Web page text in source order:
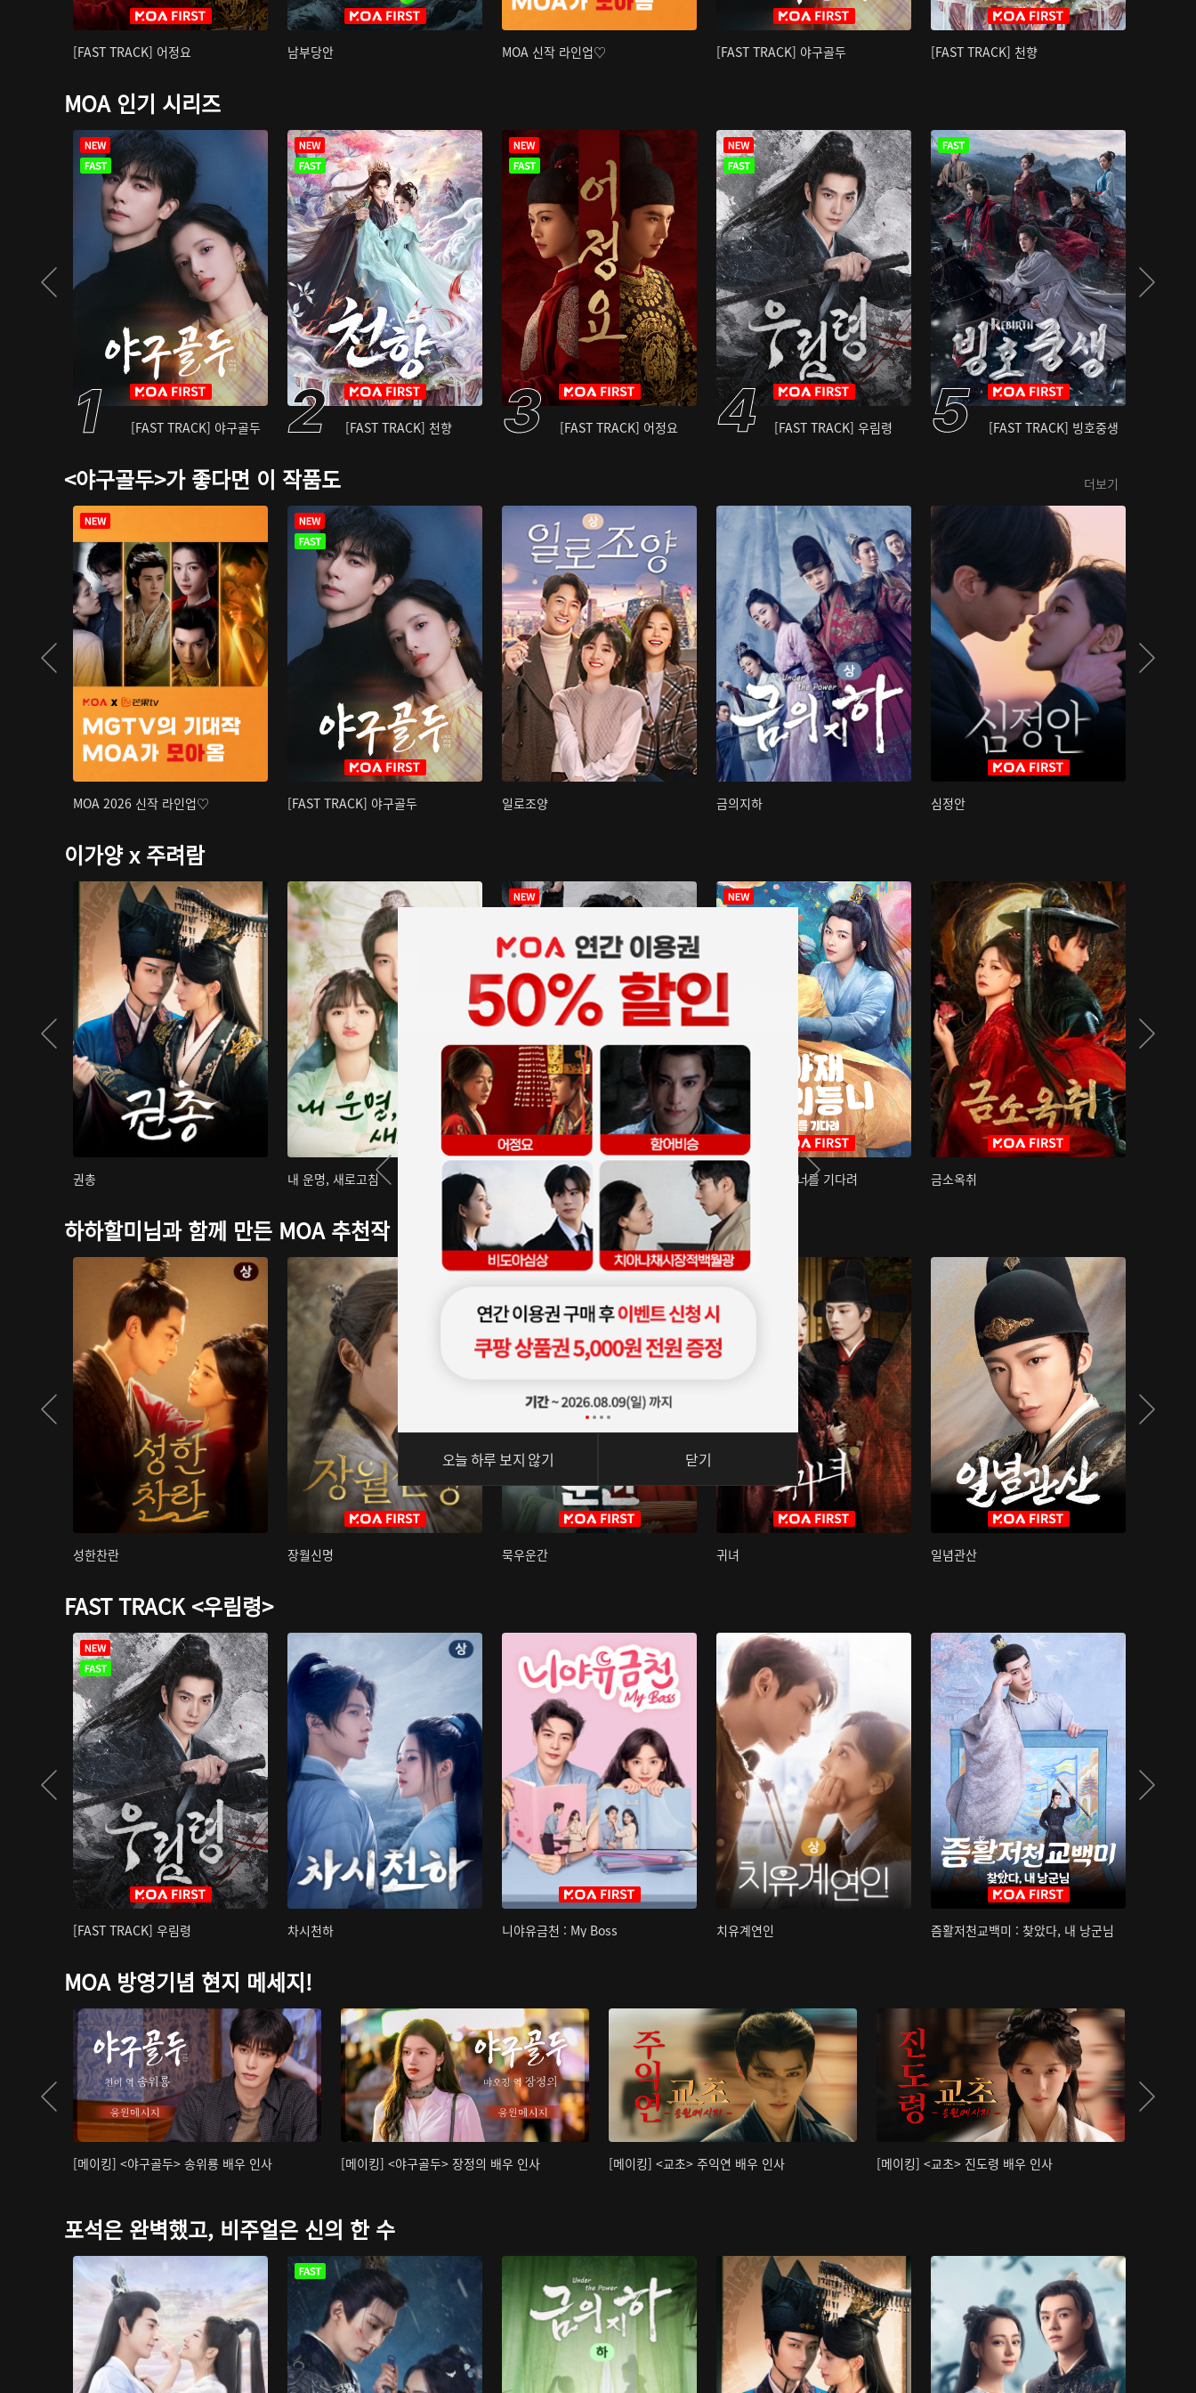
[FAST TRACK] 어정요 남부당안 MOA 신작 라인업♡ [FAST TRACK] 야구골두 [FAST TRACK] 천향
MOA 인기 시리즈
[FAST TRACK] 야구골두 [FAST TRACK] 천향 [FAST TRACK] 어정요 [FAST TRACK] 우림령 [FAST TRACK] 빙호중생
<야구골두>가 좋다면 이 작품도 더보기
MOA 2026 신작 라인업♡ [FAST TRACK] 야구골두 일로조양 금의지하 심정안
이가양 x 주려람
권총 내 운명, 새로고침 아재저리등니 : 너를 기다려 금소옥취
하하할미님과 함께 만든 MOA 추천작
성한찬란 장월신명 묵우운간 귀녀 일념관산
FAST TRACK <우림령>
[FAST TRACK] 우림령 차시천하 니야유금천 : My Boss 치유계연인 즘활저천교백미 : 찾았다, 내 낭군님
MOA 방영기념 현지 메세지!
[메이킹] <야구골두> 송위룡 배우 인사 [메이킹] <야구골두> 장정의 배우 인사 [메이킹] <교초> 주익연 배우 인사 [메이킹] <교초> 진도령 배우 인사
포석은 완벽했고, 비주얼은 신의 한 수
오늘 하루 보지 않기 닫기